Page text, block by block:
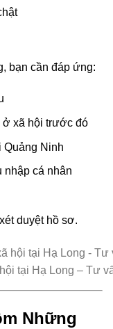
bạn cần đáp ứng:
xã hội trước đó
Quảng Ninh
nhập cá nhân
duyệt hồ sơ.
tại Hạ Long – Tư
Những